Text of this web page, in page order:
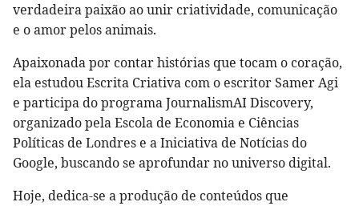
verdadeira paixão ao unir criatividade, comunicação
e o amor pelos animais.
Apaixonada por contar histórias que tocam o coração,
ela estudou Escrita Criativa com o escritor Samer Agi
e participa do programa JournalismAI Discovery,
organizado pela Escola de Economia e Ciências
Políticas de Londres e a Iniciativa de Notícias do
Google, buscando se aprofundar no universo digital.
Hoje, dedica-se a produção de conteúdos que